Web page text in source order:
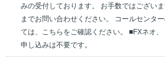
みの受付しております。 お手数ではござい
までお問い合わせください。 コールセンタ
ては、こちらをご確認ください。 ■FXネオ
申し込みは不要です。